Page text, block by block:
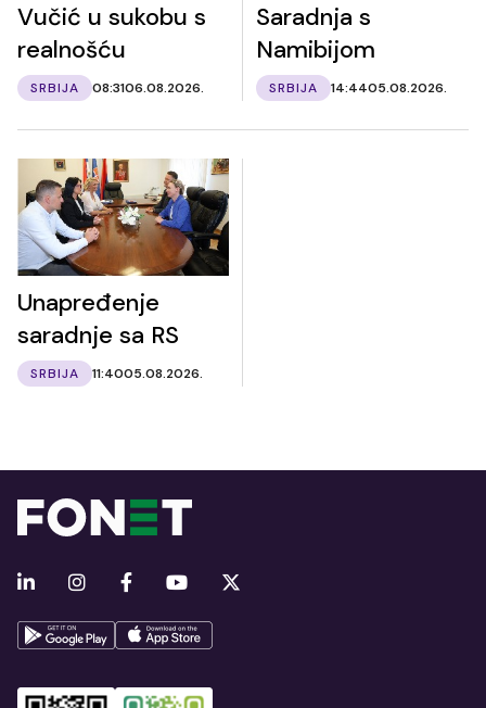
Vučić u sukobu s
realnošću
SRBIJA 08:3106.08.2026.
Saradnja s
Namibijom
SRBIJA 14:4405.08.2026.
Unapređenje
saradnje sa RS
SRBIJA 11:4005.08.2026.